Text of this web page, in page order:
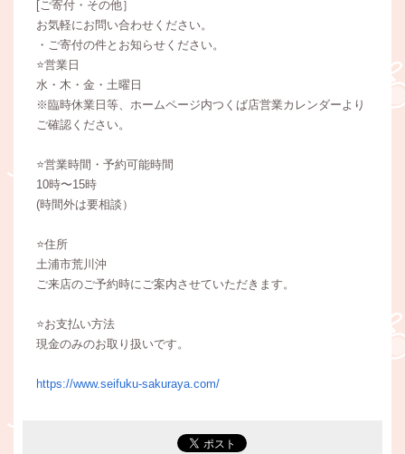
[ご寄付・その他］
お気軽にお問い合わせください。
・ご寄付の件とお知らせください。
⭐️営業日
水・木・金・土曜日
※臨時休業日等、ホームページ内つくば店営業カレンダーより
ご確認ください。
⭐️営業時間・予約可能時間
10時〜15時
(時間外は要相談）
⭐️住所
土浦市荒川沖
ご来店のご予約時にご案内させていただきます。
⭐️お支払い方法
現金のみのお取り扱いです。
https://www.seifuku-sakuraya.com/